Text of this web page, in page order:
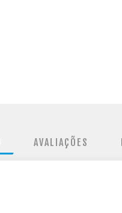
AVALIAÇÕES